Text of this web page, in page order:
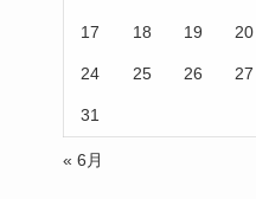
17 18 19 20
24 25 26 27
31
« 6月